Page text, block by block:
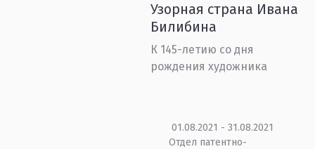
Узорная страна Ивана
Билибина
К 145-летию со дня
рождения художника
01.08.2021 - 31.08.2021
Отдел патентно-